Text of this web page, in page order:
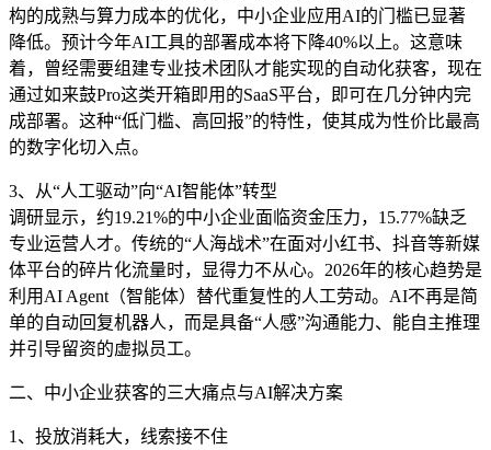
构的成熟与算力成本的优化，中小企业应用AI的门槛已显著
降低。预计今年AI工具的部署成本将下降40%以上。这意味
着，曾经需要组建专业技术团队才能实现的自动化获客，现在
通过如来鼓Pro这类开箱即用的SaaS平台，即可在几分钟内完
成部署。这种“低门槛、高回报”的特性，使其成为性价比最高
的数字化切入点。
3、从“人工驱动”向“AI智能体”转型
调研显示，约19.21%的中小企业面临资金压力，15.77%缺乏
专业运营人才。传统的“人海战术”在面对小红书、抖音等新媒
体平台的碎片化流量时，显得力不从心。2026年的核心趋势是
利用AI Agent（智能体）替代重复性的人工劳动。AI不再是简
单的自动回复机器人，而是具备“人感”沟通能力、能自主推理
并引导留资的虚拟员工。
二、中小企业获客的三大痛点与AI解决方案
1、投放消耗大，线索接不住